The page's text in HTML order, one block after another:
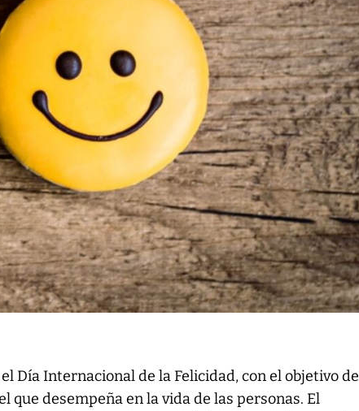
Día Internacional de la Felicidad, con el objetivo de
que desempeña en la vida de las personas. El